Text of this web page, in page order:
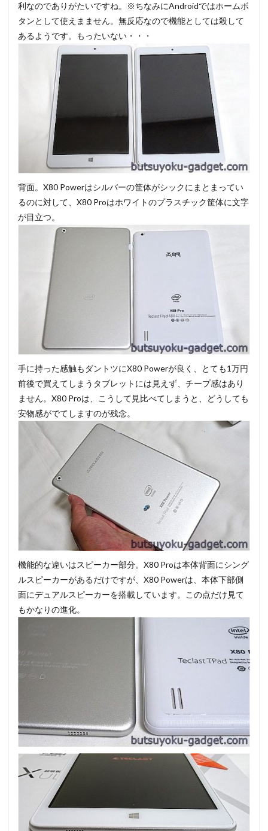
利なのでありがたいですね。※ちなみにAndroidではホームボ
タンとして使えまません。無反応なので機能としては殺して
あるようです。もったいない・・・
背面。X80 Powerはシルバーの筐体がシックにまとまってい
るのに対して、X80 Proはホワイトのプラスチック筐体に文字
が目立つ。
手に持った感触もダントツにX80 Powerが良く、とても1万円
前後で買えてしまうタブレットには見えず、チープ感はあり
ません。X80 Proは、こうして見比べてしまうと、どうしても
安物感がでてしますのが残念。
機能的な違いはスピーカー部分。X80 Proは本体背面にシング
ルスピーカーがあるだけですが、X80 Powerは、本体下部側
面にデュアルスピーカーを搭載しています。この点だけ見て
もかなりの進化。